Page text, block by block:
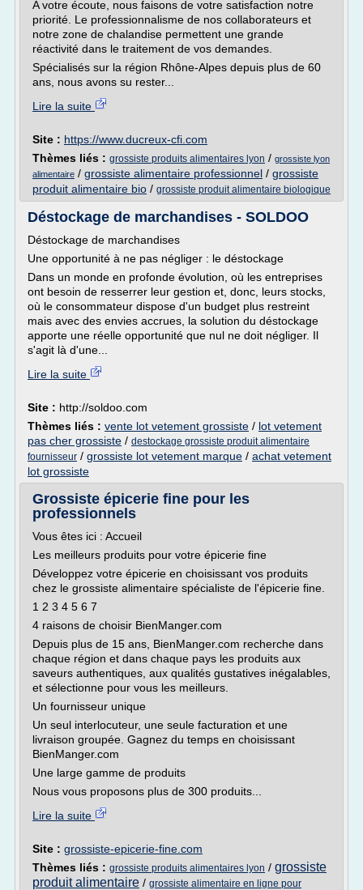
A votre écoute, nous faisons de votre satisfaction notre
priorité. Le professionnalisme de nos collaborateurs et
notre zone de chalandise permettent une grande
réactivité dans le traitement de vos demandes.
Spécialisés sur la région Rhône-Alpes depuis plus de 60
ans, nous avons su rester...
Lire la suite
Site : https://www.ducreux-cfi.com
Thèmes liés : grossiste produits alimentaires lyon / grossiste lyon
alimentaire / grossiste alimentaire professionnel / grossiste
produit alimentaire bio / grossiste produit alimentaire biologique
Déstockage de marchandises - SOLDOO
Déstockage de marchandises
Une opportunité à ne pas négliger : le déstockage
Dans un monde en profonde évolution, où les entreprises
ont besoin de resserrer leur gestion et, donc, leurs stocks,
où le consommateur dispose d'un budget plus restreint
mais avec des envies accrues, la solution du déstockage
apporte une réelle opportunité que nul ne doit négliger. Il
s'agit là d'une...
Lire la suite
Site : http://soldoo.com
Thèmes liés : vente lot vetement grossiste / lot vetement
pas cher grossiste / destockage grossiste produit alimentaire
fournisseur / grossiste lot vetement marque / achat vetement
lot grossiste
Grossiste épicerie fine pour les
professionnels
Vous êtes ici : Accueil
Les meilleurs produits pour votre épicerie fine
Développez votre épicerie en choisissant vos produits
chez le grossiste alimentaire spécialiste de l'épicerie fine.
1 2 3 4 5 6 7
4 raisons de choisir BienManger.com
Depuis plus de 15 ans, BienManger.com recherche dans
chaque région et dans chaque pays les produits aux
saveurs authentiques, aux qualités gustatives inégalables,
et sélectionne pour vous les meilleurs.
Un fournisseur unique
Un seul interlocuteur, une seule facturation et une
livraison groupée. Gagnez du temps en choisissant
BienManger.com
Une large gamme de produits
Nous vous proposons plus de 300 produits...
Lire la suite
Site : grossiste-epicerie-fine.com
Thèmes liés : grossiste produits alimentaires lyon / grossiste
produit alimentaire / grossiste alimentaire en ligne pour